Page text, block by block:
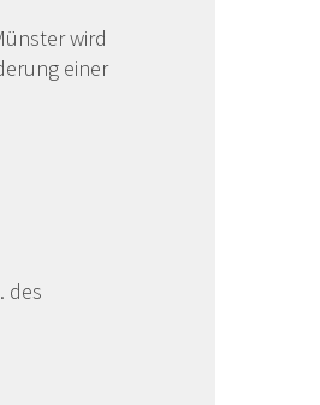
wird
einer
des